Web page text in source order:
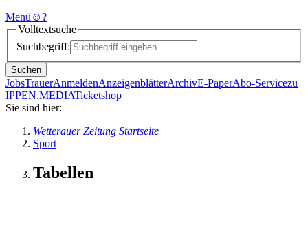
Menü ☺?
Volltextsuche
Suchbegriff:
Suchen
JobsTrauerAnmeldenAnzeigenblätterArchivE-PaperAbo-Servicezu
IPPEN.MEDIATicketshop
Sie sind hier:
Wetterauer Zeitung Startseite
Sport
Tabellen